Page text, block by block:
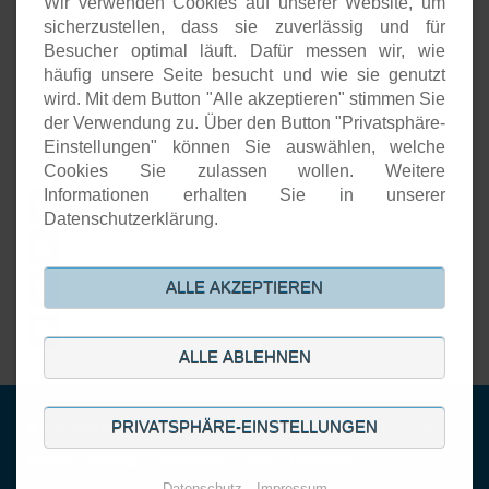
Software-Entwicklung
Onlineshops
Open-Source-Support
24.
JUL
Open Source basierte SIEM-Systeme im Vergleich
DiStEL-Projekts bei Bosch in Renningen stand im Scope der
PMD-X-Durchstichprojekte
JUN
© Copyright 2001-2026. DECOIT GmbH & Co. KG. All rights reserved.
sicherzustellen, dass sie zuverlässig und für
Besucher optimal läuft. Dafür messen wir, wie
häufig unsere Seite besucht und wie sie genutzt
wird. Mit dem Button "Alle akzeptieren" stimmen Sie
der Verwendung zu. Über den Button "Privatsphäre-
Einstellungen" können Sie auswählen, welche
Cookies Sie zulassen wollen. Weitere
Informationen erhalten Sie in unserer
Datenschutzerklärung.
ALLE AKZEPTIEREN
ALLE ABLEHNEN
PRIVATSPHÄRE-EINSTELLUNGEN